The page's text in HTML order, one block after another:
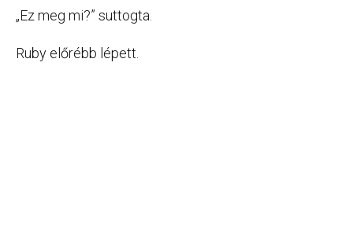
„Ez meg mi?” suttogta.
Ruby előrébb lépett.